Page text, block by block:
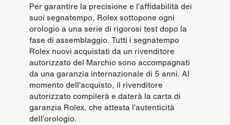
Per garantire la precisione e l’affidabilità dei
suoi segnatempo, Rolex sottopone ogni
orologio a una serie di rigorosi test dopo la
fase di assemblaggio. Tutti i segnatempo
Rolex nuovi acquistati da un rivenditore
autorizzato del Marchio sono accompagnati
da una garanzia internazionale di 5 anni. Al
momento dell’acquisto, il rivenditore
autorizzato compilerà e daterà la carta di
garanzia Rolex, che attesta l’autenticità
dell’orologio.